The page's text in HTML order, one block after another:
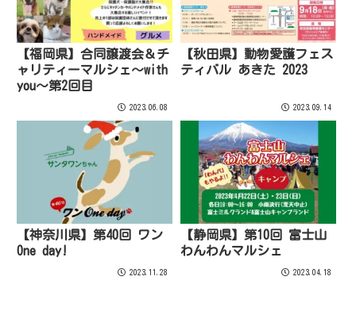
【福岡県】合同譲渡会＆チ
ャリティーマルシェ〜with
you〜第2回目
2023.06.08
【秋田県】動物愛護フェス
ティバル あきた 2023
2023.09.14
【神奈川県】第40回 ワン
One day!
2023.11.28
【静岡県】第10回 富士山
わんわんマルシェ
2023.04.18